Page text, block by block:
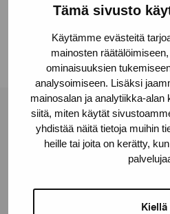
Tämä sivusto
Käytämme evästeitä
mainosten
ominaisuuksien
analysoimiseen. Lisäksi
mainosalan ja analytiikka-alan
siitä, miten käytät
yhdistää näitä tietoja muihin
heille tai joita on kerätty,
Kiellä
Facebook
Pro Artibus -
Kustaa Vaasan katu 11
10600 Tammisaari